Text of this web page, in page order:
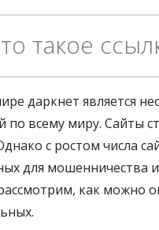
такое
даркнет является
по всему миру. Сайты
с ростом числа
для
как можно